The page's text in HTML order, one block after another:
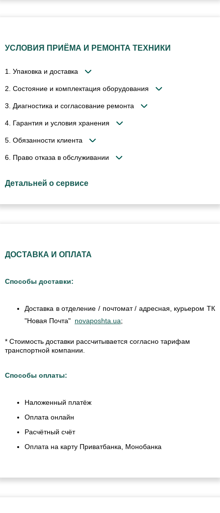
УСЛОВИЯ ПРИЁМА И РЕМОНТА ТЕХНИКИ
1. Упаковка и доставка
2. Состояние и комплектация оборудования
3. Диагностика и согласование ремонта
4. Гарантия и условия хранения
5. Обязанности клиента
6. Право отказа в обслуживании
Детальней о сервисе
ДОСТАВКА И ОПЛАТА
Способы доставки:
Доставка в отделение / почтомат / адресная, курьером ТК
"Новая Почта" novaposhta.ua;
* Стоимость доставки рассчитывается согласно тарифам
транспортной компании.
Способы оплаты:
Наложенный платёж
Оплата онлайн
Расчётный счёт
Оплата на карту Приватбанка, Монобанка